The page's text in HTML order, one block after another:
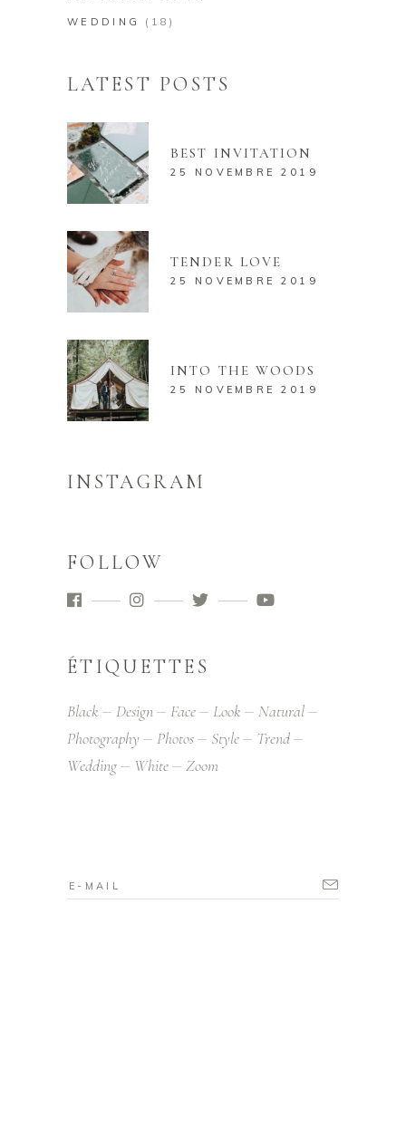
WEDDING (18)
LATEST POSTS
BEST INVITATION
25 NOVEMBRE 2019
TENDER LOVE
25 NOVEMBRE 2019
INTO THE WOODS
25 NOVEMBRE 2019
INSTAGRAM
FOLLOW
ÉTIQUETTES
Black Design Face Look
Natural
Photography
Photos Style
Trend
Wedding
White Zoom